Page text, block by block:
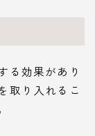
る効果があり
取り入れるこ